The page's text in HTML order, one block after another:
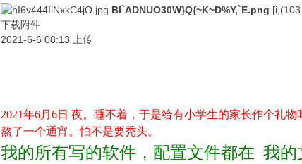
BI`ADNUO30W}Q{~K~D%Y,`E.png
下载附件
2021-6-6 08:13 上传
2021年6月6日 夜。睡不着，于是给有小学生的家长作个礼物
熬了一个通宵。怕不是要秃头。
我的所有写的软件，配置文件都在 我的